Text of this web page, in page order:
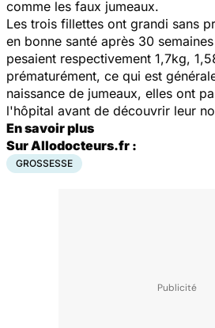
comme les faux jumeaux.
Les trois fillettes ont grandi sans
en bonne santé après 30
pesaient respectivement 1,7kg,
prématurément, ce qui est
naissance de jumeaux, elles ont
l'hôpital avant de découvrir leur
En savoir plus
Sur Allodocteurs.fr :
GROSSESSE